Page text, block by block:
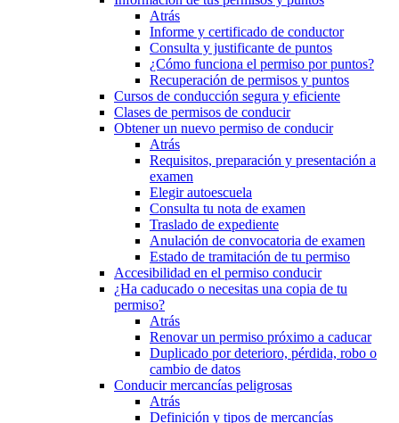
Atrás
Informe y certificado de conductor
Consulta y justificante de puntos
¿Cómo funciona el permiso por puntos?
Recuperación de permisos y puntos
Cursos de conducción segura y eficiente
Clases de permisos de conducir
Obtener un nuevo permiso de conducir
Atrás
Requisitos, preparación y presentación a
examen
Elegir autoescuela
Consulta tu nota de examen
Traslado de expediente
Anulación de convocatoria de examen
Estado de tramitación de tu permiso
Accesibilidad en el permiso conducir
¿Ha caducado o necesitas una copia de tu
permiso?
Atrás
Renovar un permiso próximo a caducar
Duplicado por deterioro, pérdida, robo o
cambio de datos
Conducir mercancías peligrosas
Atrás
Definición y tipos de mercancías